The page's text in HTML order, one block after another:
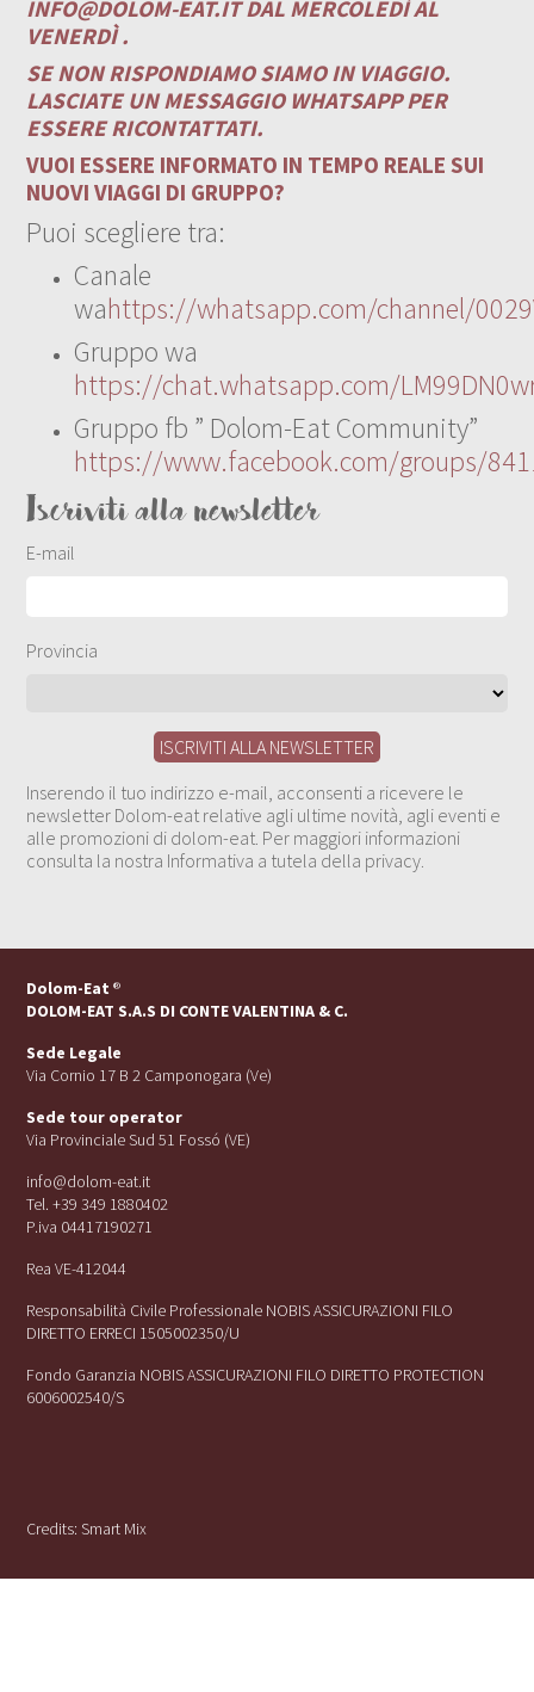
INFO@DOLOM-EAT.ITDAL MERCOLEDÌ AL
VENERDÌ .
SE NON RISPONDIAMO SIAMO IN VIAGGIO.
LASCIATE UN MESSAGGIO WHATSAPP PER
ESSERE RICONTATTATI.
VUOI ESSERE INFORMATO IN TEMPO REALE SUI
NUOVI VIAGGI DI GRUPPO?
Puoi scegliere tra:
Canale
wahttps://whatsapp.com/channel/
Gruppo wa
https://chat.whatsapp.com/
Gruppo fb ” Dolom-Eat Community”
https://www.facebook.com/groups/
Iscriviti alla newsletter
E-mail
Provincia
Inserendo il tuo indirizzo e-mail, acconsenti a ricevere le
newsletter Dolom-eat relative agli ultime novità, agli eventi e
alle promozioni di dolom-eat. Per maggiori informazioni
consulta la nostra Informativa a tutela della privacy.
Dolom-Eat ®
DOLOM-EAT S.A.S DI CONTE VALENTINA & C.
Sede Legale
Via Cornio 17 B 2 Camponogara (Ve)
Sede tour operator
Via Provinciale Sud 51 Fossó (VE)
info@dolom-eat.it
Tel. +39 349 1880402
P.iva 04417190271
Rea VE-412044
Responsabilità Civile Professionale NOBIS ASSICURAZIONI FILO
DIRETTO ERRECI 1505002350/U
Fondo Garanzia NOBIS ASSICURAZIONI FILO DIRETTO PROTECTION
6006002540/S
Credits:Smart Mix